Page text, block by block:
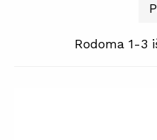
Rodoma 1-3